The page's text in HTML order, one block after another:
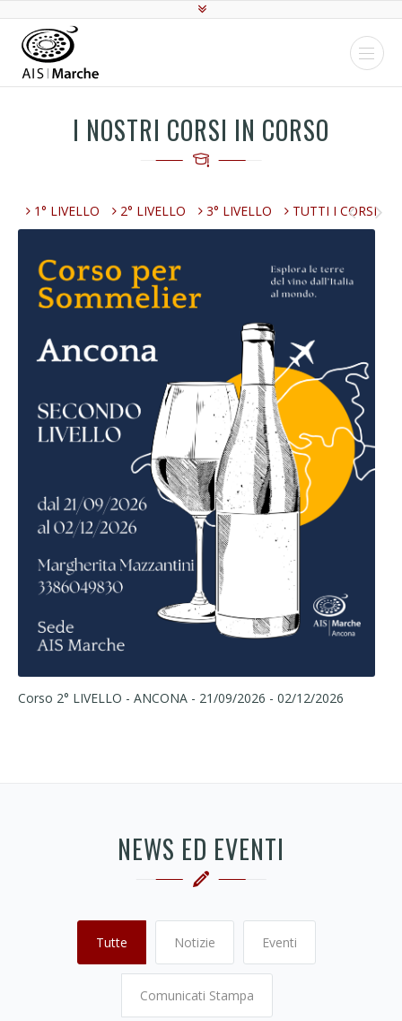
I NOSTRI CORSI IN CORSO
1° LIVELLO 2° LIVELLO 3° LIVELLO TUTTI I CORSI
Corso 2° LIVELLO - ANCONA - 21/09/2026 - 02/12/2026
NEWS ED EVENTI
Tutte Notizie Eventi
Comunicati Stampa